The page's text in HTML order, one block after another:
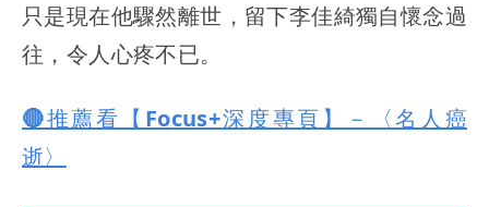
只是現在他驟然離世，留下李佳綺獨自懷念過
往，令人心疼不已。
🔴推薦看【Focus+深度專頁】－〈名人癌
逝〉